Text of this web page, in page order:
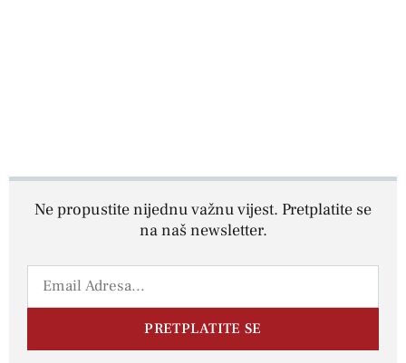
Ne propustite nijednu važnu vijest. Pretplatite se
na naš newsletter.
PRETPLATITE SE